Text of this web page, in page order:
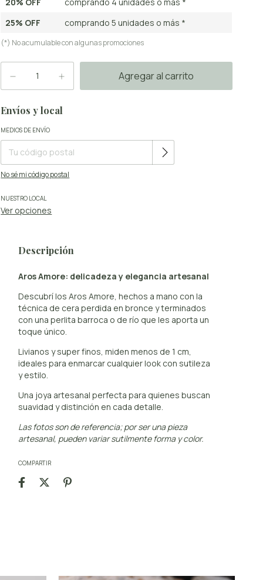
25% OFF
comprando 5 unidades o más *
(*) No acumulable con algunas promociones
Envíos y local
Entregas para el CP:
MEDIOS DE ENVÍO
No sé mi código postal
NUESTRO LOCAL
Ver opciones
Descripción
Aros Amore: delicadeza y elegancia artesanal
Descubrí los Aros Amore, hechos a mano con la
técnica de cera perdida en bronce y terminados
con una perlita barroca o de río que les aporta un
toque único.
Livianos y super finos, miden menos de 1 cm,
ideales para enmarcar cualquier look con sutileza
y estilo.
Una joya artesanal perfecta para quienes buscan
suavidad y distinción en cada detalle.
Las fotos son de referencia; por ser una pieza
artesanal, pueden variar sutilmente forma y color.
COMPARTIR